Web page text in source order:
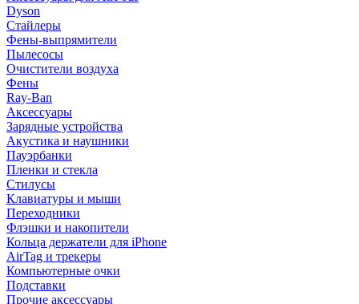
Dyson
Стайлеры
Фены-выпрямители
Пылесосы
Очистители воздуха
Фены
Ray-Ban
Аксессуары
Зарядные устройства
Акустика и наушники
Пауэрбанки
Пленки и стекла
Стилусы
Клавиатуры и мыши
Переходники
Флэшки и накопители
Кольца держатели для iPhone
AirTag и трекеры
Компьютерные очки
Подставки
Прочие аксессуары